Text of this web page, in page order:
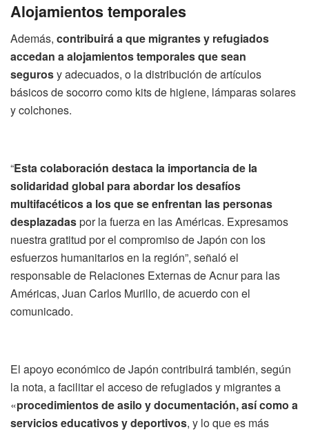
Alojamientos temporales
Además, contribuirá a que migrantes y refugiados
accedan a alojamientos temporales que sean
segurosy adecuados, o la distribución de artículos
básicos de socorro como kits de higiene, lámparas solares
y colchones.
“Esta colaboración destaca la importancia de la
solidaridad global para abordar los desafíos
multifacéticos a los que se enfrentan las personas
desplazadaspor la fuerza en las Américas. Expresamos
nuestra gratitud por el compromiso de Japón con los
esfuerzos humanitarios en la región”, señaló el
responsable de Relaciones Externas de Acnur para las
Américas, Juan Carlos Murillo, de acuerdo con el
comunicado.
El apoyo económico de Japón contribuirá también, según
la nota, a facilitar el acceso de refugiados y migrantes a
«procedimientos de asilo y documentación, así como a
servicios educativos y deportivos, y lo que es más